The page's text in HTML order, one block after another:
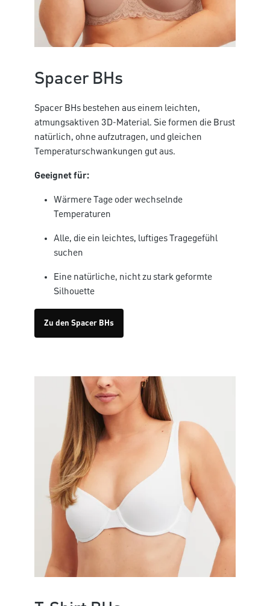
Spacer BHs
Spacer BHs bestehen aus einem leichten,
atmungsaktiven 3D-Material. Sie formen die Brust
natürlich, ohne aufzutragen, und gleichen
Temperaturschwankungen gut aus.
Geeignet für:
Wärmere Tage oder wechselnde
Temperaturen
Alle, die ein leichtes, luftiges Tragegefühl
suchen
Eine natürliche, nicht zu stark geformte
Silhouette
Zu den Spacer BHs